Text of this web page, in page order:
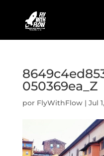
050369ea_Z
por FlyWithFlow| Jul